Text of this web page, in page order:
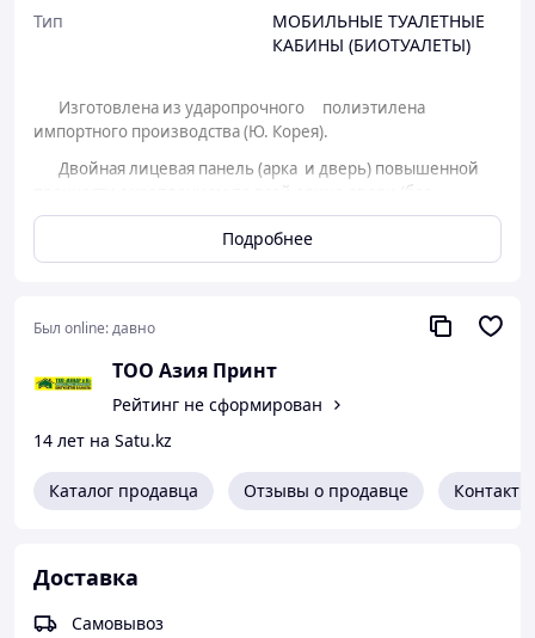
Тип
МОБИЛЬНЫЕ ТУАЛЕТНЫЕ
КАБИНЫ (БИОТУАЛЕТЫ)
Изготовлена из ударопрочного
полиэтилена
импортного производства (Ю. Корея).
Двойная лицевая панель (арка и дверь) повышенной
прочности с креплением по всей длине двери (без
металлических петель).
Накопительный бак 250 л.
Поставляется:
2,8 м³
в разобранном виде
Габаритные размеры (мм): 1100х1200х2180
Подробнее
Был online:давно
ТОО Азия Принт
Рейтинг не сформирован
14 лет на Satu.kz
Каталог продавца Отзывы о продавце Контакты
Доставка
Самовывоз